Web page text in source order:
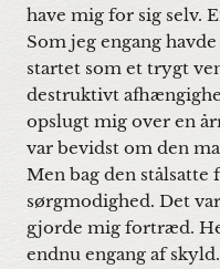
have mig for sig selv.
Som jeg engang
startet som et trygt
destruktivt
opslugt mig over en
var bevidst om den
Men bag den stålsatte
sørgmodighed. Det
gjorde mig fortræd.
endnu engang af